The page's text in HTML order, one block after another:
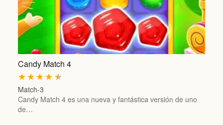
Candy Match 4
★
★
★
★
★
Match-3
Candy Match 4 es una nueva y fantástica versión de uno
de…